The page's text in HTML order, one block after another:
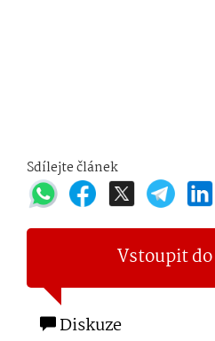
Sdílejte článek
Vstoupit
Diskuze